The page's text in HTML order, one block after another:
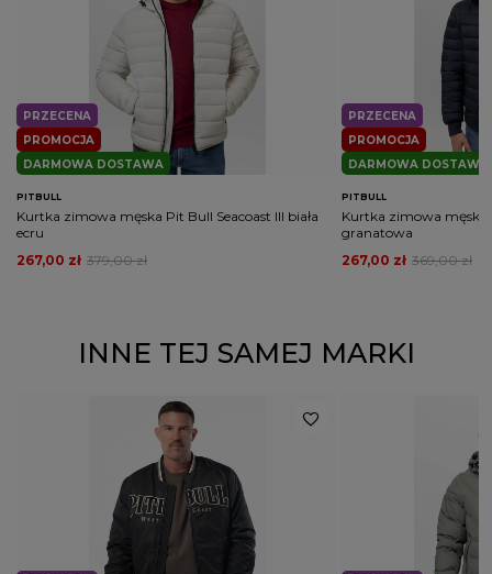
wymaganych przepisami
PROMOCJA
PRZECENA
DARMOWA DOSTAWA
PITBULL
Kurtka zimowa męska Pit Bull Seacoast III biała
ecru
379,00 zł
267,00 zł
PROMOCJA
PRZECENA
DARMOWA DOSTAWA
PITBULL
Kurtka zimowa męska
granatowa
369,00 zł
267,00 zł
INNE TEJ SAMEJ MARKI